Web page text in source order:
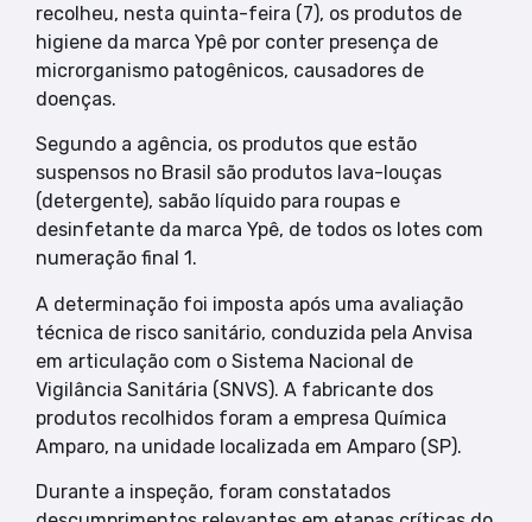
recolheu, nesta quinta-feira (7), os produtos de
higiene da marca Ypê por conter presença de
microrganismo patogênicos, causadores de
doenças.
Segundo a agência, os produtos que estão
suspensos no Brasil são produtos lava-louças
(detergente), sabão líquido para roupas e
desinfetante da marca Ypê, de todos os lotes com
numeração final 1.
A determinação foi imposta após uma avaliação
técnica de risco sanitário, conduzida pela Anvisa
em articulação com o Sistema Nacional de
Vigilância Sanitária (SNVS). A fabricante dos
produtos recolhidos foram a empresa Química
Amparo, na unidade localizada em Amparo (SP).
Durante a inspeção, foram constatados